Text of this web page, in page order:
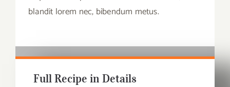
blandit lorem nec, bibendum metus.
Full Recipe in Details